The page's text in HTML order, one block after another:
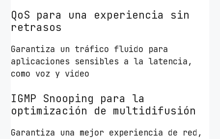
QoS para una experiencia sin
retrasos
Garantiza un tráfico fluido para
aplicaciones sensibles a la latencia,
como voz y video
IGMP Snooping para la
optimización de multidifusión
Garantiza una mejor experiencia de red,